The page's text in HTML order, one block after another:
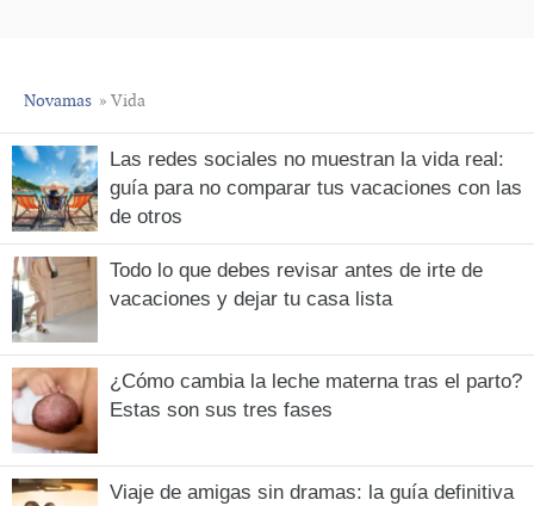
Novamas » Vida
Las redes sociales no muestran la vida real:
guía para no comparar tus vacaciones con las
de otros
Todo lo que debes revisar antes de irte de
vacaciones y dejar tu casa lista
¿Cómo cambia la leche materna tras el parto?
Estas son sus tres fases
Viaje de amigas sin dramas: la guía definitiva